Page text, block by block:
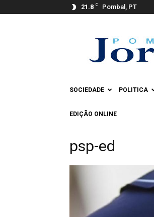
21.8 C Pombal, PT
Jornal
SOCIEDADE POLITICA
EDIÇÃO ONLINE
psp-ed